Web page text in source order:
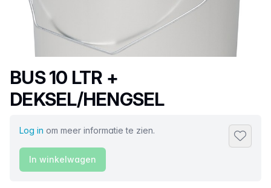
Productnaam
BUS 10 LTR +
DEKSEL/HENGSEL
Log in om meer informatie te zien.
In winkelwagen